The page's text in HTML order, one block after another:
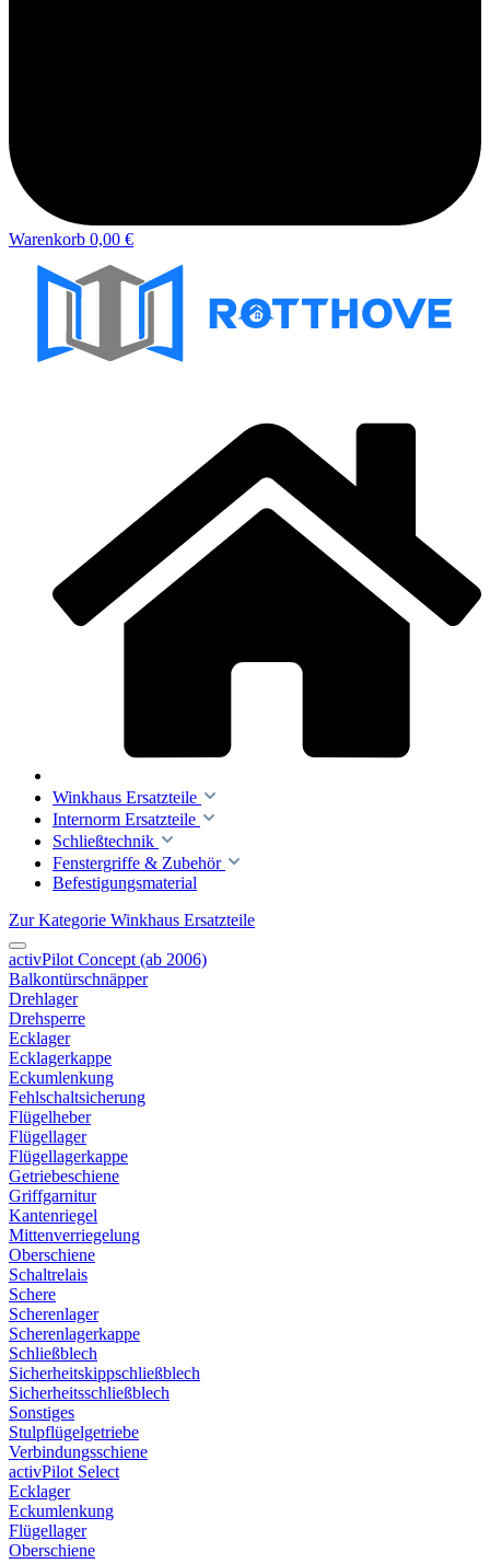
Warenkorb 0,00 €
Winkhaus Ersatzteile
Internorm Ersatzteile
Schließtechnik
Fenstergriffe & Zubehör
Befestigungsmaterial
Zur Kategorie Winkhaus Ersatzteile
activPilot Concept (ab 2006)
Balkontürschnäpper
Drehlager
Drehsperre
Ecklager
Ecklagerkappe
Eckumlenkung
Fehlschaltsicherung
Flügelheber
Flügellager
Flügellagerkappe
Getriebeschiene
Griffgarnitur
Kantenriegel
Mittenverriegelung
Oberschiene
Schaltrelais
Schere
Scherenlager
Scherenlagerkappe
Schließblech
Sicherheitskippschließblech
Sicherheitsschließblech
Sonstiges
Stulpflügelgetriebe
Verbindungsschiene
activPilot Select
Ecklager
Eckumlenkung
Flügellager
Oberschiene